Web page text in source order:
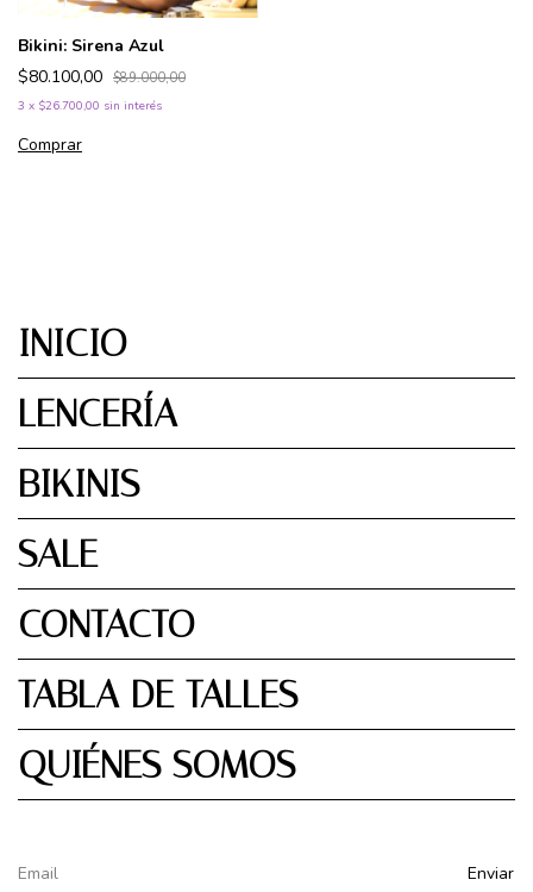
Bikini: Sirena Azul
$80.100,00 $89.000,00
3 x $26.700,00 sin interés
Comprar
INICIO
LENCERÍA
BIKINIS
SALE
CONTACTO
TABLA DE TALLES
QUIÉNES SOMOS